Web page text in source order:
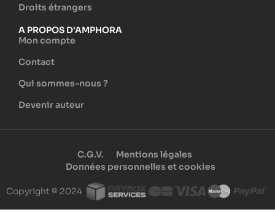
Droits étrangers
A PROPOS D'AMPHORA
Mon compte
Contact
Qui sommes-nous ?
Devenir auteur
C.G.V.
Mentions légales
Données personnelles et cookies
Copyright © 2024